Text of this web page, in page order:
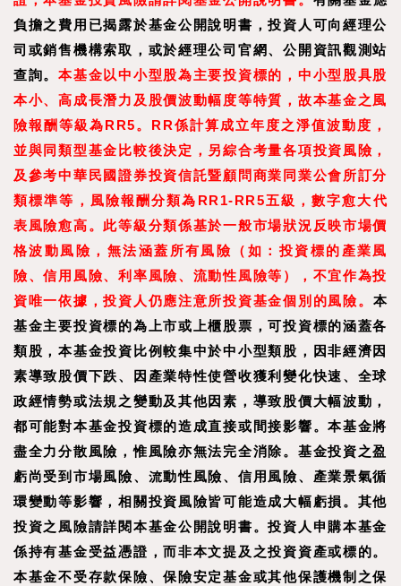
負擔之費用已揭露於基金公開說明書，投資人可向經理公
司或銷售機構索取，或於經理公司官網、公開資訊觀測站
查詢。本基金以中小型股為主要投資標的，中小型股具股
本小、高成長潛力及股價波動幅度等特質，故本基金之風
險報酬等級為RR5。RR係計算成立年度之淨值波動度，
並與同類型基金比較後決定，另綜合考量各項投資風險，
及參考中華民國證券投資信託暨顧問商業同業公會所訂分
類標準等，風險報酬分類為RR1-RR5五級，數字愈大代
表風險愈高。此等級分類係基於一般市場狀況反映市場價
格波動風險，無法涵蓋所有風險（如：投資標的產業風
險、信用風險、利率風險、流動性風險等），不宜作為投
資唯一依據，投資人仍應注意所投資基金個別的風險。 本
基金主要投資標的為上市或上櫃股票，可投資標的涵蓋各
類股，本基金投資比例較集中於中小型類股，因非經濟因
素導致股價下跌、因產業特性使營收獲利變化快速、全球
政經情勢或法規之變動及其他因素，導致股價大幅波動，
都可能對本基金投資標的造成直接或間接影響。本基金將
盡全力分散風險，惟風險亦無法完全消除。基金投資之盈
虧尚受到市場風險、流動性風險、信用風險、產業景氣循
環變動等影響，相關投資風險皆可能造成大幅虧損。其他
投資之風險請詳閱本基金公開說明書。投資人申購本基金
係持有基金受益憑證，而非本文提及之投資資產或標的。
本基金不受存款保險、保險安定基金或其他保護機制之保